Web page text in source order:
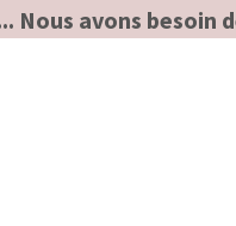
avons besoin